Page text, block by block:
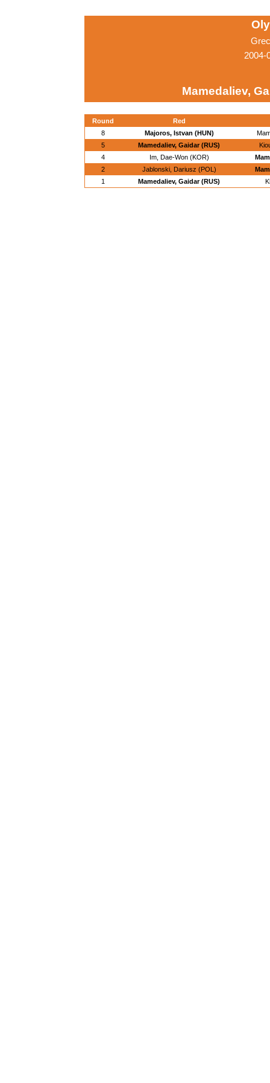
2004-
Mamedaliev,
Round
Red
8
Majoros, Istvan (HUN)
5
Mamedaliev, Gaidar (RUS)
4
Im, Dae-Won (KOR)
2
Jablonski, Dariusz (POL)
1
Mamedaliev, Gaidar (RUS)